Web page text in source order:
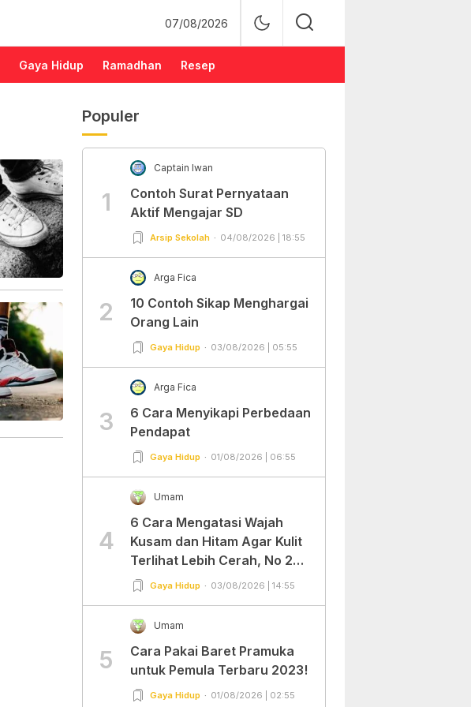
07/08/2026
Gaya Hidup Ramadhan Resep
Populer
1
Captain Iwan
Contoh Surat Pernyataan
Aktif Mengajar SD
Arsip Sekolah 04/08/2026 | 18:55
2
Arga Fica
10 Contoh Sikap Menghargai
Orang Lain
Gaya Hidup 03/08/2026 | 05:55
3
Arga Fica
6 Cara Menyikapi Perbedaan
Pendapat
Gaya Hidup 01/08/2026 | 06:55
4
Umam
6 Cara Mengatasi Wajah
Kusam dan Hitam Agar Kulit
Terlihat Lebih Cerah, No 2
Gampang Banget dan Mudah
Gaya Hidup 03/08/2026 | 14:55
5
Umam
Cara Pakai Baret Pramuka
untuk Pemula Terbaru 2023!
Gaya Hidup 01/08/2026 | 02:55